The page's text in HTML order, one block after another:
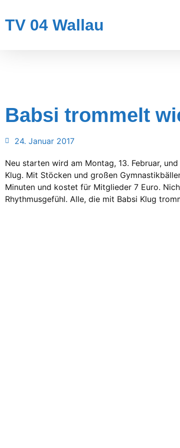
TV 04 Wallau
Babsi trommelt
24. Januar 2017
Neu starten wird am Montag, 13. Februar,
Klug. Mit Stöcken und großen
Minuten und kostet für Mitglieder 7 Euro.
Rhythmusgefühl. Alle, die mit Babsi Klug